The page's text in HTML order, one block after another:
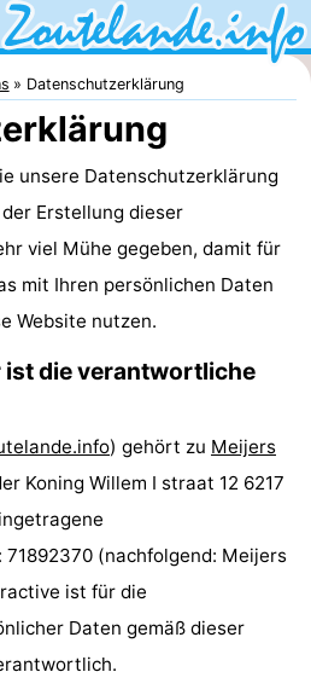
Datenschutzerklärung
unsere Datenschutzerklärung
Erstellung dieser
viel Mühe gegeben, damit für
mit Ihren persönlichen Daten
Website nutzen.
ist die verantwortliche
) gehört zu Meijers
Koning Willem I straat 12 6217
71892370 (nachfolgend: Meijers
ist für die
Daten gemäß dieser